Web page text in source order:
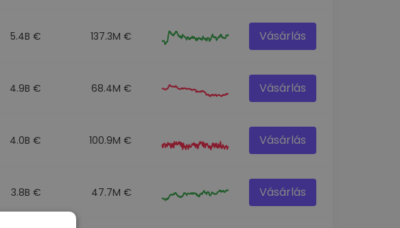
5.4B € 137.3M € Vásárlás
4.9B € 68.4M € Vásárlás
4.0B € 100.9M € Vásárlás
3.8B € 47.7M € Vásárlás